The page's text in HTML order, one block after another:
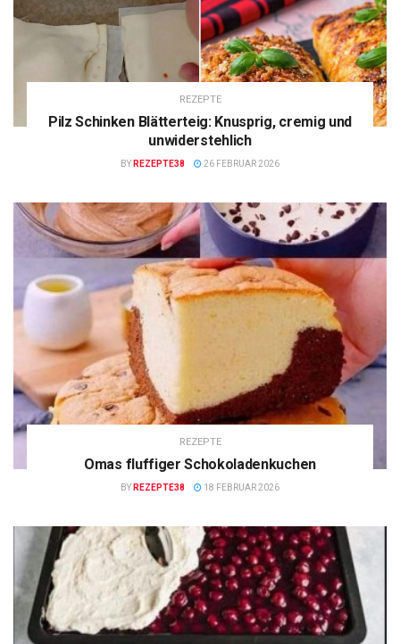
REZEPTE
Pilz Schinken Blätterteig: Knusprig, cremig und
unwiderstehlich
BY REZEPTE38 26 FEBRUAR 2026
REZEPTE
Omas fluffiger Schokoladenkuchen
BY REZEPTE38 18 FEBRUAR 2026